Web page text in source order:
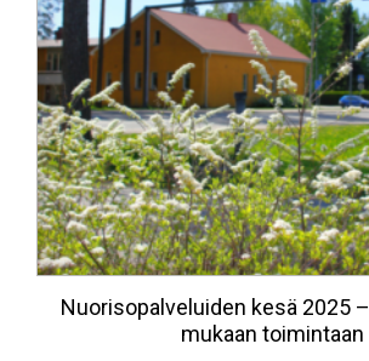
Nuorisopalveluiden kesä 2025
mukaan toimintaan